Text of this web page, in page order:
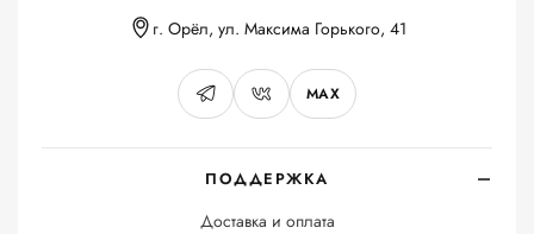
ПОДДЕРЖКА
Доставка и оплата
г. Орёл, ул. Максима Горького, 41
MAX